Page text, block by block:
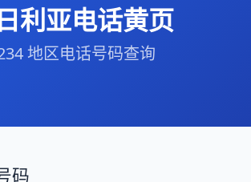
利亚电话黄页
地区电话号码查询
码